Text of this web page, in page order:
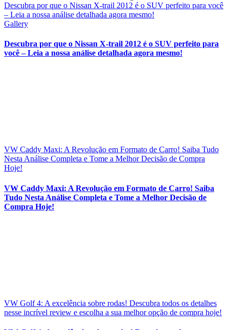
Descubra por que o Nissan X-trail 2012 é o SUV perfeito para você
– Leia a nossa análise detalhada agora mesmo!
Gallery
Descubra por que o Nissan X-trail 2012 é o SUV perfeito para
você – Leia a nossa análise detalhada agora mesmo!
VW Caddy Maxi: A Revolução em Formato de Carro! Saiba Tudo
Nesta Análise Completa e Tome a Melhor Decisão de Compra
Hoje!
VW Caddy Maxi: A Revolução em Formato de Carro! Saiba
Tudo Nesta Análise Completa e Tome a Melhor Decisão de
Compra Hoje!
VW Golf 4: A excelência sobre rodas! Descubra todos os detalhes
nesse incrível review e escolha a sua melhor opção de compra hoje!